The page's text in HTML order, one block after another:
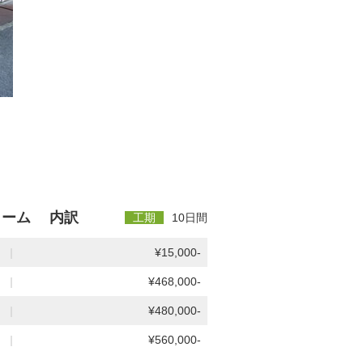
ーム 内訳 工期 10日間
¥15,000-
| ¥468,000-
¥480,000-
| ¥560,000-